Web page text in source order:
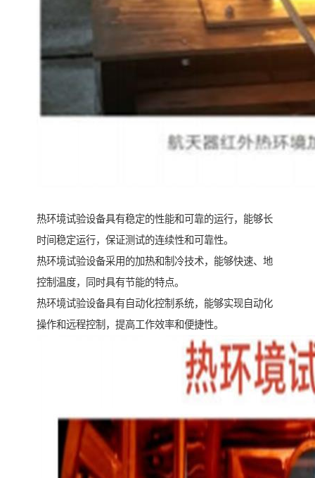
热环境试验设备具有稳定的性能和可靠的运行，能够长
时间稳定运行，保证测试的连续性和可靠性。
热环境试验设备采用的加热和制冷技术，能够快速、地
控制温度，同时具有节能的特点。
热环境试验设备具有自动化控制系统，能够实现自动化
操作和远程控制，提高工作效率和便捷性。